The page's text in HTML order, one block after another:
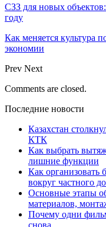
СЗЗ для новых
году
Как меняется культура
экономии
Prev Next
Comments are closed.
Последние новости
Казахстан
КТК
Как выбрать
лишние функции
Как организовать
вокруг частного
Основные этапы
материалов,
Почему одни